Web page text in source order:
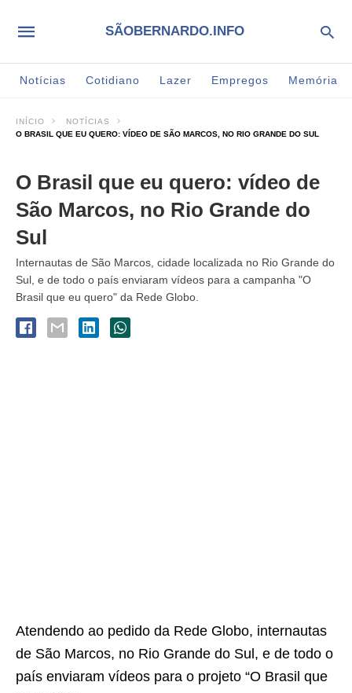
SÃOBERNARDO.INFO
Notícias Cotidiano Lazer Empregos Memória
INÍCIO
NOTÍCIAS
O BRASIL QUE EU QUERO: VÍDEO DE SÃO MARCOS, NO RIO GRANDE DO SUL
O Brasil que eu quero: vídeo de
São Marcos, no Rio Grande do
Sul
Internautas de São Marcos, cidade localizada no Rio Grande do
Sul, e de todo o país enviaram vídeos para a campanha "O
Brasil que eu quero" da Rede Globo.
Atendendo ao pedido da Rede Globo, internautas
de São Marcos, no Rio Grande do Sul, e de todo o
país enviaram vídeos para o projeto “O Brasil que